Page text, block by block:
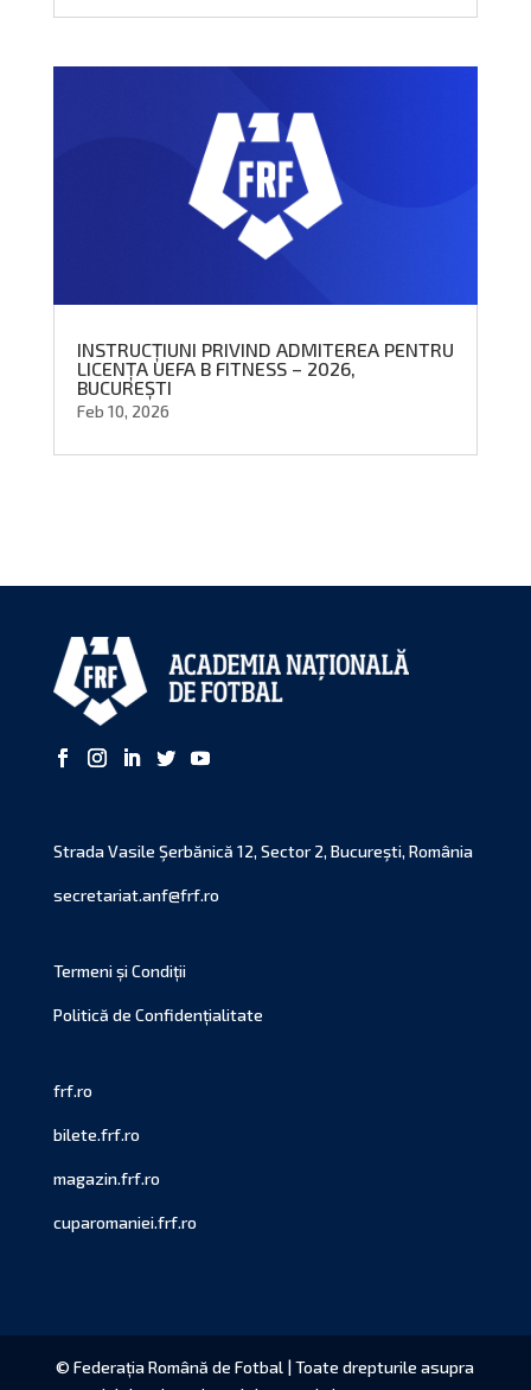
INSTRUCȚIUNI PRIVIND ADMITEREA PENTRU
LICENȚA UEFA B FITNESS – 2026,
BUCUREȘTI
Feb 10, 2026
Strada Vasile Şerbănică 12, Sector 2, Bucureşti, România
secretariat.anf@frf.ro
Termeni și Condiții
Politică de Confidențialitate
frf.ro
bilete.frf.ro
magazin.frf.ro
cuparomaniei.frf.ro
© Federația Română de Fotbal | Toate drepturile asupra